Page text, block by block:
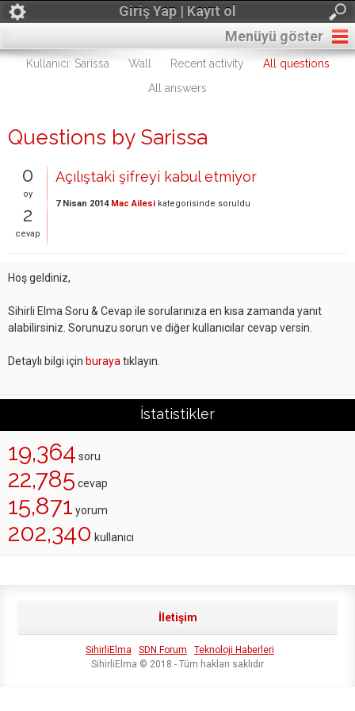
Giriş Yap | Kayıt ol
Menüyü göster
Kullanıcı: Sarissa Wall Recent activity
All questions
All answers
Questions by Sarissa
0
oy
2
cevap
Açılıştaki şifreyi kabul etmiyor
7 Nisan 2014 Mac Ailesi kategorisinde soruldu
Hoş geldiniz,
Sihirli Elma Soru & Cevap ile sorularınıza en kısa zamanda yanıt
alabilirsiniz. Sorunuzu sorun ve diğer kullanıcılar cevap versin.
Detaylı bilgi için buraya tıklayın.
İstatistikler
19,364 soru
22,785 cevap
15,871 yorum
202,340 kullanıcı
İletişim
SihirliElma SDN Forum
Teknoloji Haberleri
SihirliElma © 2018 - Tüm hakları saklıdır